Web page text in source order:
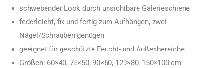
schwebender Look durch unsichtbare Galerieschiene
federleicht, fix und fertig zum Aufhängen, zwei
Nägel/Schrauben genügen
geeignet für geschützte Feucht- und Außenbereiche
Größen: 60×40, 75×50, 90×60, 120×80, 150×100 cm